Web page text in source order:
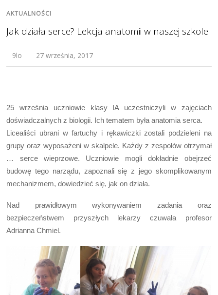
AKTUALNOŚCI
Jak działa serce? Lekcja anatomii w naszej szkole
9lo 27 września, 2017
25 września uczniowie klasy IA uczestniczyli w zajęciach
doświadczalnych z biologii. Ich tematem była anatomia serca.
Licealiści ubrani w fartuchy i rękawiczki zostali podzieleni na
grupy oraz wyposażeni w skalpele. Każdy z zespołów otrzymał
… serce wieprzowe. Uczniowie mogli dokładnie obejrzeć
budowę tego narządu, zapoznali się z jego skomplikowanym
mechanizmem, dowiedzieć się, jak on działa.
Nad prawidłowym wykonywaniem zadania oraz
bezpieczeństwem przyszłych lekarzy czuwała profesor
Adrianna Chmiel.